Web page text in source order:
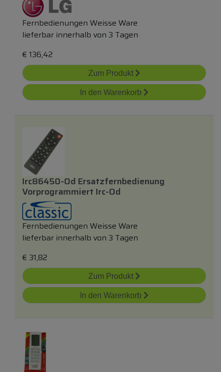
Fernbedienungen Weisse Ware
lieferbar innerhalb von 3 Tagen
€ 136,42
Zum Produkt
In den Warenkorb
Irc86450-Od Ersatzfernbedienung
Vorprogrammiert Irc-Od
Fernbedienungen Weisse Ware
lieferbar innerhalb von 3 Tagen
€ 31,82
Zum Produkt
In den Warenkorb